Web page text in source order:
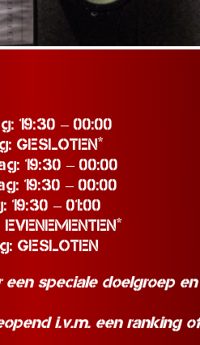
19:30 – 00:00
GESLOTEN*
19:30 – 00:00
19:30 – 00:00
19:30 – 01:00
GESLOTEN
speciale doelgroep
i.v.m. een ranking